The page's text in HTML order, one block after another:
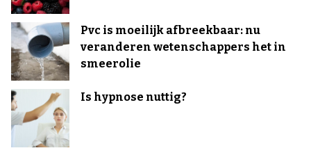
Pvc is moeilijk afbreekbaar: nu
veranderen wetenschappers het in
smeerolie
Is hypnose nuttig?